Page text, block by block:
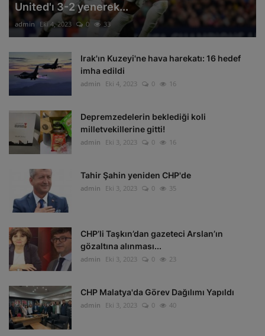
United'ı 3-2 yenerek...
admin Eki 4, 2023 0 33
Irak'ın Kuzeyi'ne hava harekatı: 16 hedef
imha edildi
admin Eki 4, 2023 0 16
Depremzedelerin beklediği koli
milletvekillerine gitti!
admin Eki 3, 2023 0 16
Tahir Şahin yeniden CHP'de
admin Eki 3, 2023 0 35
CHP’li Taşkın’dan gazeteci Arslan’ın
gözaltına alınması...
admin Eki 3, 2023 0 23
CHP Malatya'da Görev Dağılımı Yapıldı
admin Eki 3, 2023 0 40